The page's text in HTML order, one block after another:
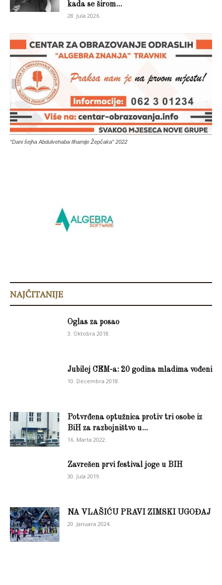
kada se širom...
28. Jula 2026.
“Dani šejha Abdulvehaba Ilhamije Žepčaka” 2022
NAJČITANIJE
Oglas za posao
3. Oktobra 2018.
Jubilej CEM-a: 20 godina mladima vođeni
10. Decembra 2018.
Potvrđena optužnica protiv tri osobe iz
BiH za razbojništvo u...
16. Marta 2022.
Zavrešen prvi festival joge u BIH
30. Jula 2019.
NA VLAŠIĆU PRAVI ZIMSKI UGOĐAJ
20. Januara 2024.